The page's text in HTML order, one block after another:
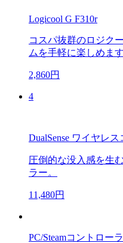
Logicool G F310r
コスパ抜群のロジク
ムを手軽に楽しめます
2,860円
4
DualSense ワイヤレ
圧倒的な没入感を生
ラー。
11,480円
PC/Steamコントロー